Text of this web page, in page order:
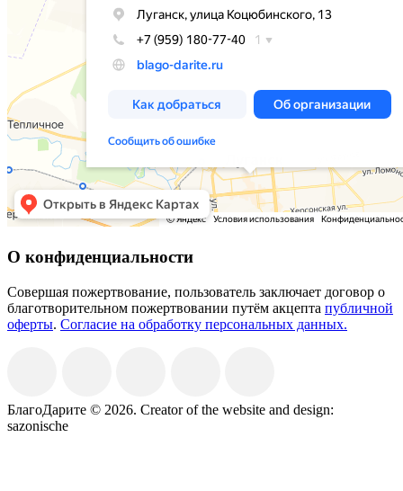
О конфиденциальности
Совершая пожертвование, пользователь заключает договор о
благотворительном пожертвовании путём акцепта публичной
оферты. Согласие на обработку персональных данных.
БлагоДарите © 2026. Creator of the website and design:
sazonische